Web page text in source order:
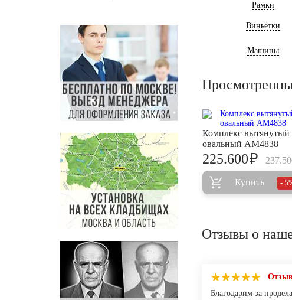
Рамки
Виньетки
Машины
Комплекс вытянутый
овальный AM4838
225.600₽
Купить
Отзывы о
Благодарим за